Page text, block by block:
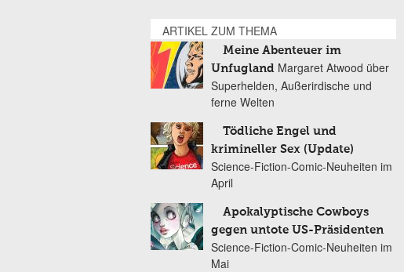
ARTIKEL ZUM THEMA
Meine Abenteuer im
Unfugland Margaret Atwood über
Superhelden, Außerirdische und
ferne Welten
Tödliche Engel und
krimineller Sex (Update)
Science-Fiction-Comic-Neuheiten im
April
Apokalyptische Cowboys
gegen untote US-Präsidenten
Science-Fiction-Comic-Neuheiten im
Mai